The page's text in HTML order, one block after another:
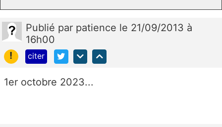
Publié par patience le 21/09/2013 à
16h00
!
citer
1er octobre 2023...